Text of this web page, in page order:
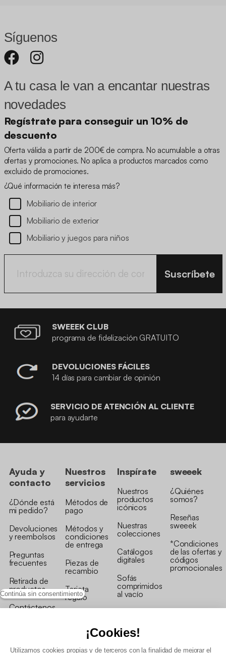
Continúa sin consentimiento
¡Cookies!
Utilizamos cookies propias y de terceros con la finalidad de mejorar el
Síguenos
A tu casa le van a encantar nuestras
novedades
Regístrate para conseguir un 10% de
descuento
Oferta válida a partir de 200€ de compra. No acumulable a otras
ofertas y promociones. No aplica a productos marcados como
excluido de promociones.
¿Qué información te interesa más?
Mobiliario de interior
Mobiliario de exterior
Mobiliario y juegos para niños
Suscríbete
SWEEEK CLUB
programa de fidelización GRATUITO
DEVOLUCIONES FÁCILES
14 días para cambiar de opinión
SERVICIO DE ATENCIÓN AL CLIENTE
para ayudarte
Ayuda y
contacto
¿Dónde está
mi pedido?
Devoluciones
y reembolsos
Preguntas
frecuentes
Retirada de
productos
Contáctenos
Nuestros
servicios
Métodos de
pago
Métodos y
condiciones
de entrega
Piezas de
recambio
Tarjeta
regalo
Inspírate
Nuestros
productos
icónicos
Nuestras
colecciones
Catálogos
digitales
Sofás
comprimidos
al vacío
sweeek
¿Quiénes
somos?
Reseñas
sweeek
*Condiciones
de las ofertas y
códigos
promocionales